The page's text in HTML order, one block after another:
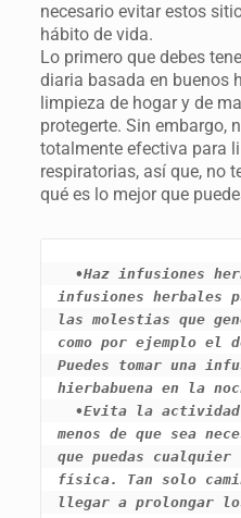
necesario evitar estos
hábito de vida.
Lo primero que debes
diaria basada en buenos
limpieza de hogar y de
protegerte. Sin embargo,
totalmente efectiva para
respiratorias, así que, no
qué es lo mejor que
•Haz infusiones
infusiones herbales
las molestias que
como por ejemplo el
Puedes tomar una
hierbabuena en la
menos de que sea
que puedas
física. Tan solo
llegar a prolongar